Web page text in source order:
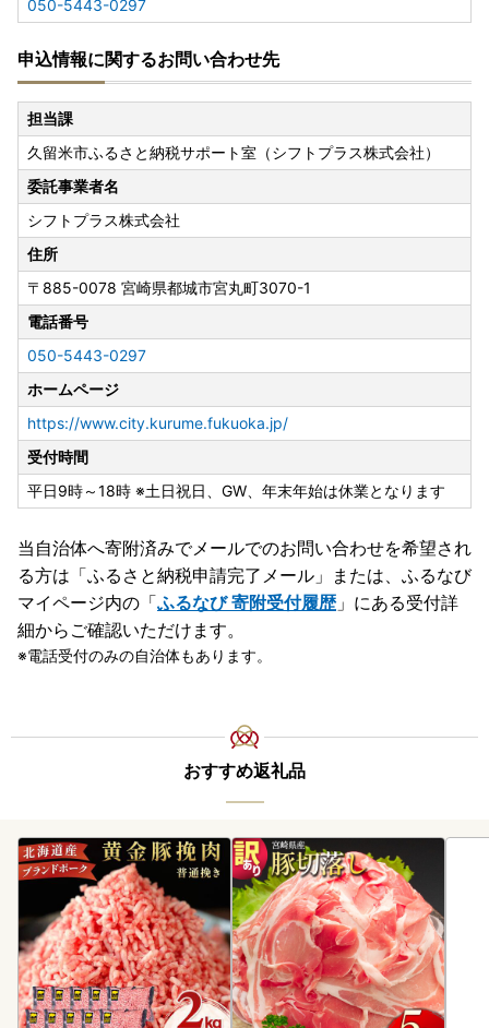
050-5443-0297
申込情報に関するお問い合わせ先
担当課
久留米市ふるさと納税サポート室（シフトプラス株式会社）
委託事業者名
シフトプラス株式会社
住所
〒885-0078 宮崎県都城市宮丸町3070-1
電話番号
050-5443-0297
ホームページ
https://www.city.kurume.fukuoka.jp/
受付時間
平日9時～18時 ※土日祝日、GW、年末年始は休業となります
当自治体へ寄附済みでメールでのお問い合わせを希望され
る方は「ふるさと納税申請完了メール」 または、ふるなび
マイページ内の「ふるなび 寄附受付履歴」にある受付詳
細からご確認いただけます。
電話受付のみの自治体もあります。
おすすめ返礼品